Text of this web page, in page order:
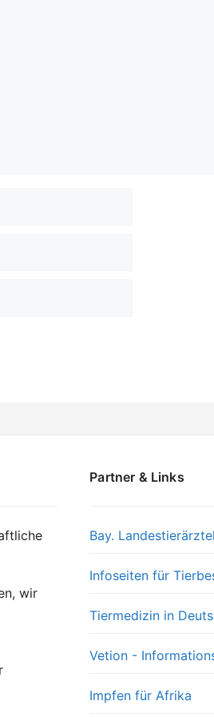
wir
Partner & Links
Bay.
Infoseiten für
Tiermedizin in
Vetion -
Impfen für Afrika